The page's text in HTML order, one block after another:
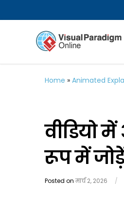
Home » Animated
वीडियो
रूप में
Posted onमार्च 2, 2026 /